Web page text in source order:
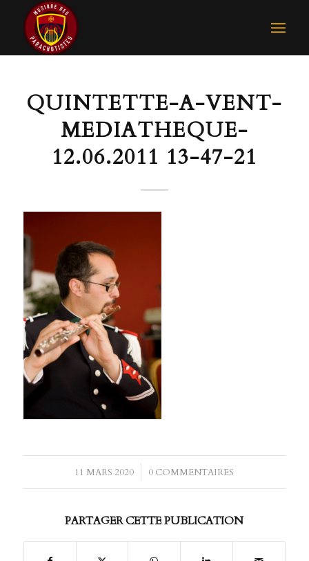
QUINTETTE-A-VENT-
MEDIATHEQUE-
12.06.2011 13-47-21
11 MARS 2020
/ 0 COMMENTAIRES
PARTAGER CETTE PUBLICATION